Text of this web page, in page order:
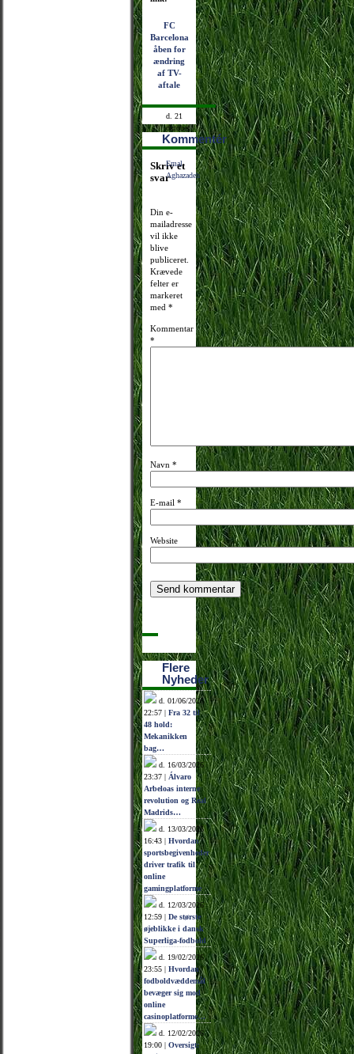
FC
Barcelona
åben for
ændring
af TV-
aftale
d. 21
oktober
2011
15:31:54
Emal
Aghazadeh
Kommentér
Skriv et
svar
Din e-
mailadresse
vil ikke
blive
publiceret.
Krævede
felter er
markeret
med *
Kommentar
*
Navn *
E-mail *
Website
Flere
Nyheder
d. 01/06/2026
22:57 | Fra 32 til
48 hold:
Mekanikken
bag…
d. 16/03/2026
23:37 | Álvaro
Arbeloas interne
revolution og Real
Madrids…
d. 13/03/2026
16:43 | Hvordan
sportsbegivenheder
driver trafik til
online
gamingplatforme
d. 12/03/2026
12:59 | De største
øjeblikke i dansk
Superliga-fodbold
d. 19/02/2026
23:55 | Hvordan
fodboldvæddemål
bevæger sig mod
online
casinoplatforme…
d. 12/02/2026
19:00 | Oversigt: